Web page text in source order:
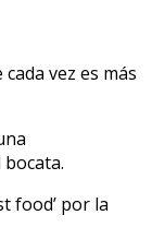
vez es más
food’ por la